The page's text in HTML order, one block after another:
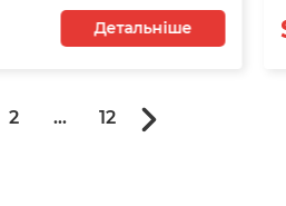
Детальніше
2 ... 12